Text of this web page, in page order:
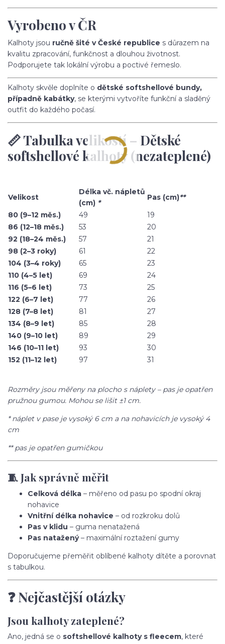
Vyrobeno v ČR
Kalhoty jsou ručně šité v České republice s důrazem na
kvalitu zpracování, funkčnost a dlouhou životnost.
Podporujete tak lokální výrobu a poctivé řemeslo.
Kalhoty skvěle doplníte o dětské softshellové bundy,
případně kabátky, se kterými vytvoříte funkční a sladěný
outfit do každého počasí.
📏 Tabulka velikostí – Dětské
softshellové kalhoty (nezateplené)
Velikost
Délka vč. nápletů
(cm) *
Pas (cm)**
80 (9–12 měs.)
49
19
86 (12–18 měs.)
53
20
92 (18–24 měs.)
57
21
98 (2–3 roky)
61
22
104 (3–4 roky)
65
23
110 (4–5 let)
69
24
116 (5–6 let)
73
25
122 (6–7 let)
77
26
128 (7–8 let)
81
27
134 (8–9 let)
85
28
140 (9–10 let)
89
29
146 (10–11 let)
93
30
152 (11–12 let)
97 31
Rozměry jsou měřeny na plocho s náplety – pas je opatřen
pružnou gumou. Mohou se lišit ±1 cm.
* náplet v pase je vysoký 6 cm a na nohavicích je vysoký 4
cm
** pas je opatřen gumičkou
🧵 Jak správně měřit
Celková délka – měřeno od pasu po spodní okraj
nohavice
Vnitřní délka nohavice – od rozkroku dolů
Pas v klidu – guma nenatažená
Pas natažený– maximální roztažení gumy
Doporučujeme přeměřit oblíbené kalhoty dítěte a porovnat
s tabulkou.
❓ Nejčastější otázky
Jsou kalhoty zateplené?
Ano, jedná se o softshellové kalhoty s fleecem, které